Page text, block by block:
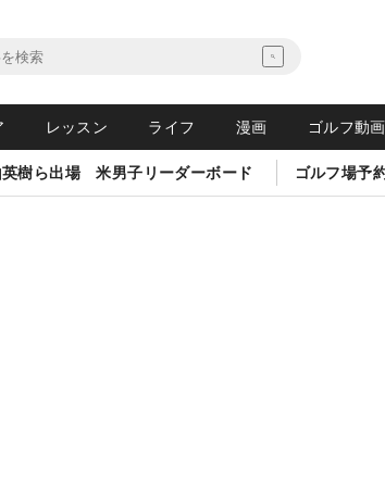
レッスン ライフ 漫画 ゴルフ動画
英樹ら出場 米男子リーダーボード ゴルフ場予